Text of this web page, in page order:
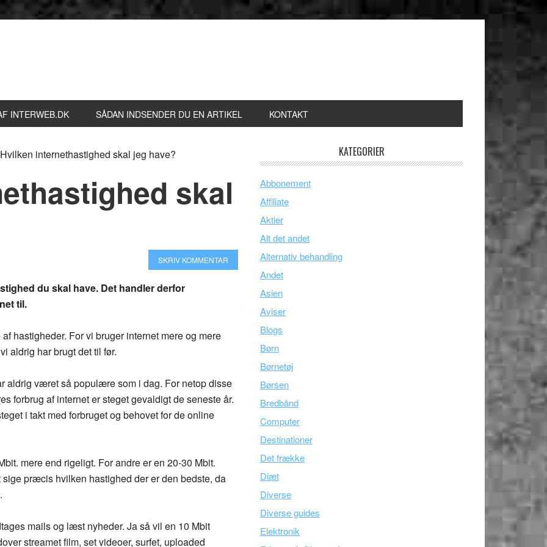
INTERWEB.DK SÅDAN INDSENDER DU EN ARTIKEL KONTAKT
internethastighed skal jeg have?
skal
SKRIV KOMMENTAR
du skal have. Det handler derfor
til.
hastigheder. For vi bruger internet mere og mere
aldrig har brugt det til før.
aldrig været så populære som i dag. For netop disse
forbrug af internet er steget gevaldigt de seneste år.
i takt med forbruget og behovet for de online
mere end rigeligt. For andre er en 20-30 Mbit.
præcis hvilken hastighed der er den bedste, da
mails og læst nyheder. Ja så vil en 10 Mbit
streamet film, set videoer, surfet, uploaded
KATEGORIER
Abbonement
Affiliate
Aktier
Alt det andet
Alternativ behandling
Andet
Asien
Aviser
Blogs
Børn
Børnetøj
Børsen
Bredbånd
Computer
Destinationer
Det frække
Diæt
Diverse
Diverse guides
Elektronik